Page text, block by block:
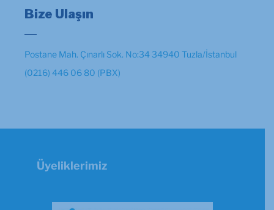
Bize Ulaşın
Postane Mah. Çınarlı Sok. No:34 34940 Tuzla/İstanbul
(0216) 446 06 80 (PBX)
Üyeliklerimiz